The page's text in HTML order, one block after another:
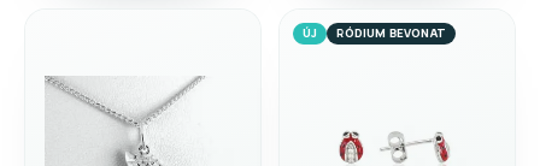
ÚJ RÓDIUM BEVONAT